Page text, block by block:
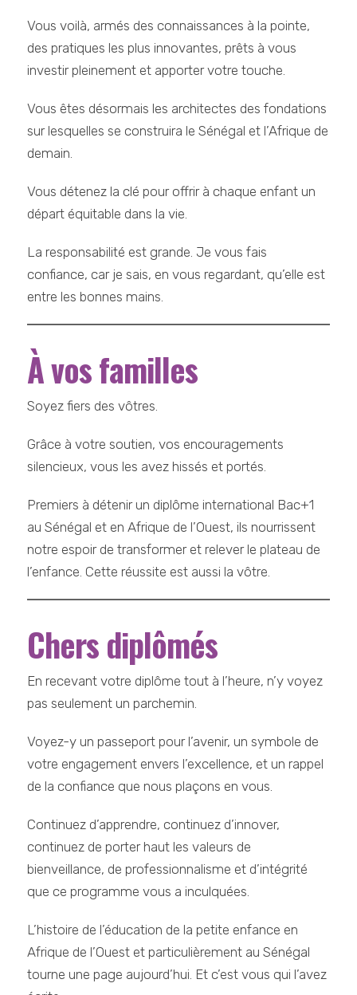
Vous voilà, armés des connaissances à la pointe,
des pratiques les plus innovantes, prêts à vous
investir pleinement et apporter votre touche.
Vous êtes désormais les architectes des fondations
sur lesquelles se construira le Sénégal et l’Afrique de
demain.
Vous détenez la clé pour offrir à chaque enfant un
départ équitable dans la vie.
La responsabilité est grande. Je vous fais
confiance, car je sais, en vous regardant, qu’elle est
entre les bonnes mains.
À vos familles
Soyez fiers des vôtres.
Grâce à votre soutien, vos encouragements
silencieux, vous les avez hissés et portés.
Premiers à détenir un diplôme international Bac+1
au Sénégal et en Afrique de l’Ouest, ils nourrissent
notre espoir de transformer et relever le plateau de
l’enfance. Cette réussite est aussi la vôtre.
Chers diplômés
En recevant votre diplôme tout à l’heure, n’y voyez
pas seulement un parchemin.
Voyez-y un passeport pour l’avenir, un symbole de
votre engagement envers l’excellence, et un rappel
de la confiance que nous plaçons en vous.
Continuez d’apprendre, continuez d’innover,
continuez de porter haut les valeurs de
bienveillance, de professionnalisme et d’intégrité
que ce programme vous a inculquées.
L’histoire de l’éducation de la petite enfance en
Afrique de l’Ouest et particulièrement au Sénégal
tourne une page aujourd’hui. Et c’est vous qui l’avez